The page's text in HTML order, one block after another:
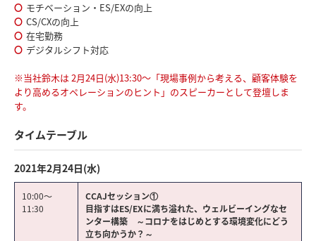
モチベーション・ES/EXの向上
CS/CXの向上
在宅勤務
デジタルシフト対応
※当社鈴木は 2月24日(水)13:30～「現場事例から考える、顧客体験を
より高めるオペレーションのヒント」のスピーカーとして登壇しま
す。
タイムテーブル
2021年2月24日(水)
10:00～
11:30
CCAJセッション①
目指すはES/EXに満ち溢れた、ウェルビーイングなセ
ンター構築 ～コロナをはじめとする環境変化にどう
立ち向かうか？～